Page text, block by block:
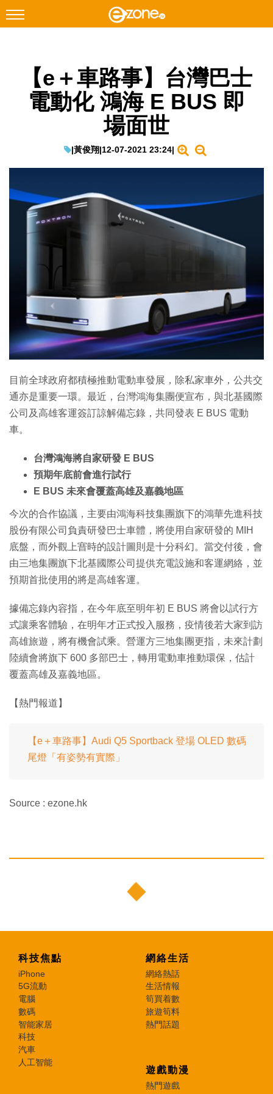
Facebook Instagram
科技焦點
教學評測
EduTech
IT Times
Enterprise Digital Transformation
【e＋車路事】台灣巴士
電動化 鴻海 E BUS 即
場面世
|黃俊翔|12-07-2021 23:24|
目前全球政府都積極推動電動車發展，除私家車外，公共交
通亦是重要一環。最近，台灣鴻海集團便宣布，與北基國際
公司及高雄客運簽訂諒解備忘錄，共同發表 E BUS 電動
車。
台灣鴻海將自家研發 E BUS
預期年底前會進行試行
E BUS 未來會覆蓋高雄及嘉義地區
今次的合作協議，主要由鴻海科技集團旗下的鴻華先進科技
股份有限公司負責研發巴士車體，將使用自家研發的 MIH
底盤，而外觀上㝜時的設計圖則是十分科幻。當交付後，會
由三地集團旗下北基國際公司提供充電設施和客運網絡，並
預期首批使用的將是高雄客運。
據備忘錄內容指，在今年底至明年初 E BUS 將會以試行方
式讓乘客體驗，在明年才正式投入服務，疫情後若大家到訪
高雄旅遊，將有機會試乘。營運方三地集團更指，未來計劃
陸續會將旗下 600 多部巴士，轉用電動車推動環保，估計
覆蓋高雄及嘉義地區。
【熱門報道】
【e＋車路事】Audi Q5 Sportback 登場 OLED 數碼
尾燈「有姿勢有實際」
Source : ezone.hk
科技焦點
iPhone
5G流動
電腦
數碼
智能家居
科技
汽車
人工智能
網絡生活
網絡熱話
生活情報
筍買着數
旅遊筍料
熱門話題
遊戲動漫
熱門遊戲